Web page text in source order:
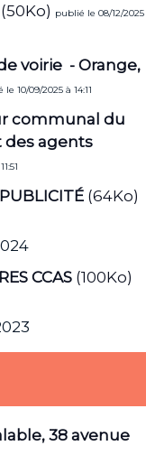
(50Ko) publié le 08/12/2025
voirie - Orange,
10/09/2025 à 14:11
communal du
agents
(64Ko)
CCAS (100Ko)
38 avenue